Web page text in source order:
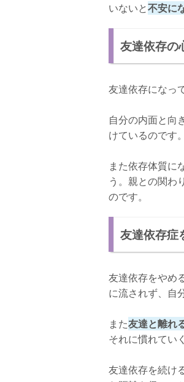
いないと不安に
友達依存の
友達依存になっ
自分の内面と向
けているのです。
また依存体質に
う。親との関わ
のです。
友達依存症
友達依存をやめ
に流されず、自
また友達と離れ
それに慣れてい
友達依存を続け